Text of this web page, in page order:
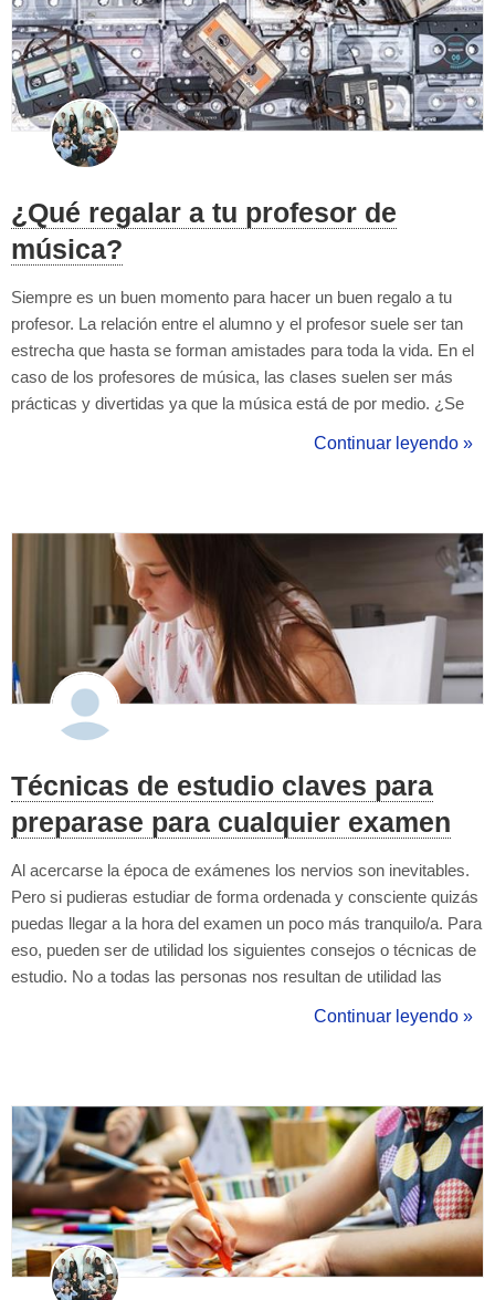
¿Qué regalar a tu profesor de
música?
Siempre es un buen momento para hacer un buen regalo a tu
profesor. La relación entre el alumno y el profesor suele ser tan
estrecha que hasta se forman amistades para toda la vida. En el
caso de los profesores de música, las clases suelen ser más
prácticas y divertidas ya que la música está de por medio. ¿Se
sabes qué regalarle? Te damos diez ideas de regalos que gustan
Continuar leyendo »
Técnicas de estudio claves para
preparase para cualquier examen
Al acercarse la época de exámenes los nervios son inevitables.
Pero si pudieras estudiar de forma ordenada y consciente quizás
puedas llegar a la hora del examen un poco más tranquilo/a. Para
eso, pueden ser de utilidad los siguientes consejos o técnicas de
estudio. No a todas las personas nos resultan de utilidad las
contigo :) Organiza los temas: haz una lista de los temas que
Continuar leyendo »